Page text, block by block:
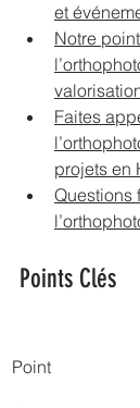
et
Notre
Faites
projets en
Questions
Points Clés
Point